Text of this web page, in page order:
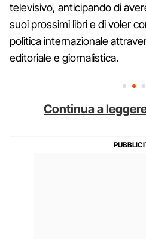
televisivo, anticipando di
suoi prossimi libri e di voler
politica internazionale
editoriale e giornalistica.
Continua a